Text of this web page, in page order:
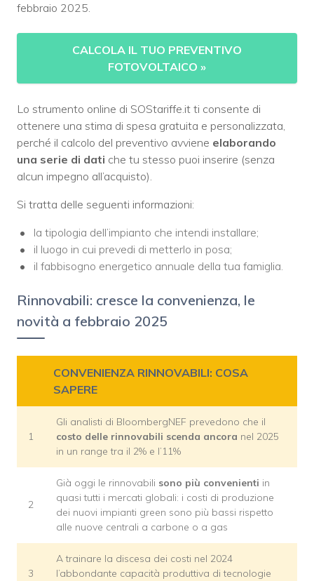
febbraio 2025.
CALCOLA IL TUO PREVENTIVO
FOTOVOLTAICO »
Lo strumento online di SOStariffe.it ti consente di
ottenere una stima di spesa gratuita e personalizzata,
perché il calcolo del preventivo avviene elaborando
una serie di dati che tu stesso puoi inserire (senza
alcun impegno all’acquisto).
Si tratta delle seguenti informazioni:
la tipologia dell’impianto che intendi installare;
il luogo in cui prevedi di metterlo in posa;
il fabbisogno energetico annuale della tua famiglia.
Rinnovabili: cresce la convenienza, le
novità a febbraio 2025
CONVENIENZA RINNOVABILI: COSA
SAPERE
1
Gli analisti di BloombergNEF prevedono che il
costo delle rinnovabili scenda ancora nel 2025
in un range tra il 2% e l’11%
2
Già oggi le rinnovabili sono più convenienti in
quasi tutti i mercati globali: i costi di produzione
dei nuovi impianti green sono più bassi rispetto
alle nuove centrali a carbone o a gas
3
A trainare la discesa dei costi nel 2024
l’abbondante capacità produttiva di tecnologie